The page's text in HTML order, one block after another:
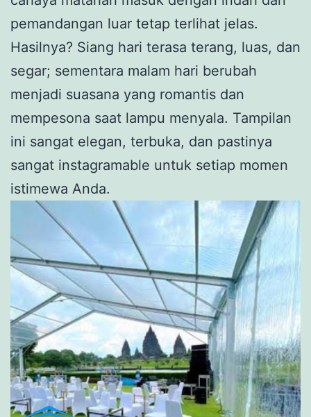
pemandangan luar tetap terlihat jelas.
Hasilnya? Siang hari terasa terang, luas, dan
segar; sementara malam hari berubah
menjadi suasana yang romantis dan
mempesona saat lampu menyala. Tampilan
ini sangat elegan, terbuka, dan pastinya
sangat instagramable untuk setiap momen
istimewa Anda.